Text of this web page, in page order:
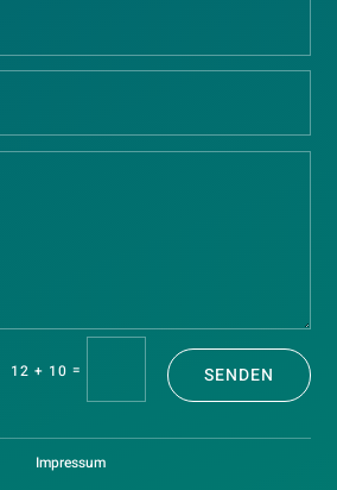
12 + 10 = SENDEN
Impressum